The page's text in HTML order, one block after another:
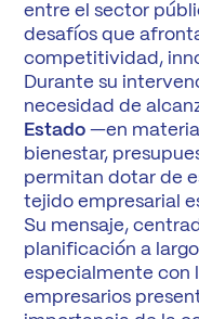
entre el sector
desafíos que
competitividad,
Durante su
necesidad de
Estado —en
bienestar,
permitan dotar de
tejido empresarial
Su mensaje,
planificación a
especialmente con
empresarios